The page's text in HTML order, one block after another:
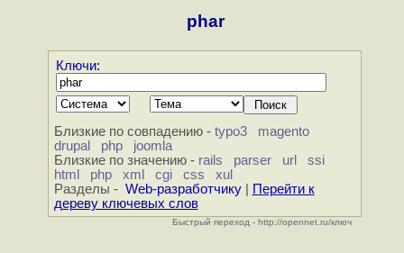
phar
Ключи:
Близкие по совпадению - typo3
magento
drupal
php
joomla
Близкие по значению - rails parser url
ssi
html
php xml cgi css
xul
Разделы - Web-разработчику|
Перейти к
дереву ключевых слов
Быстрый переход - http://opennet.ru/ключ